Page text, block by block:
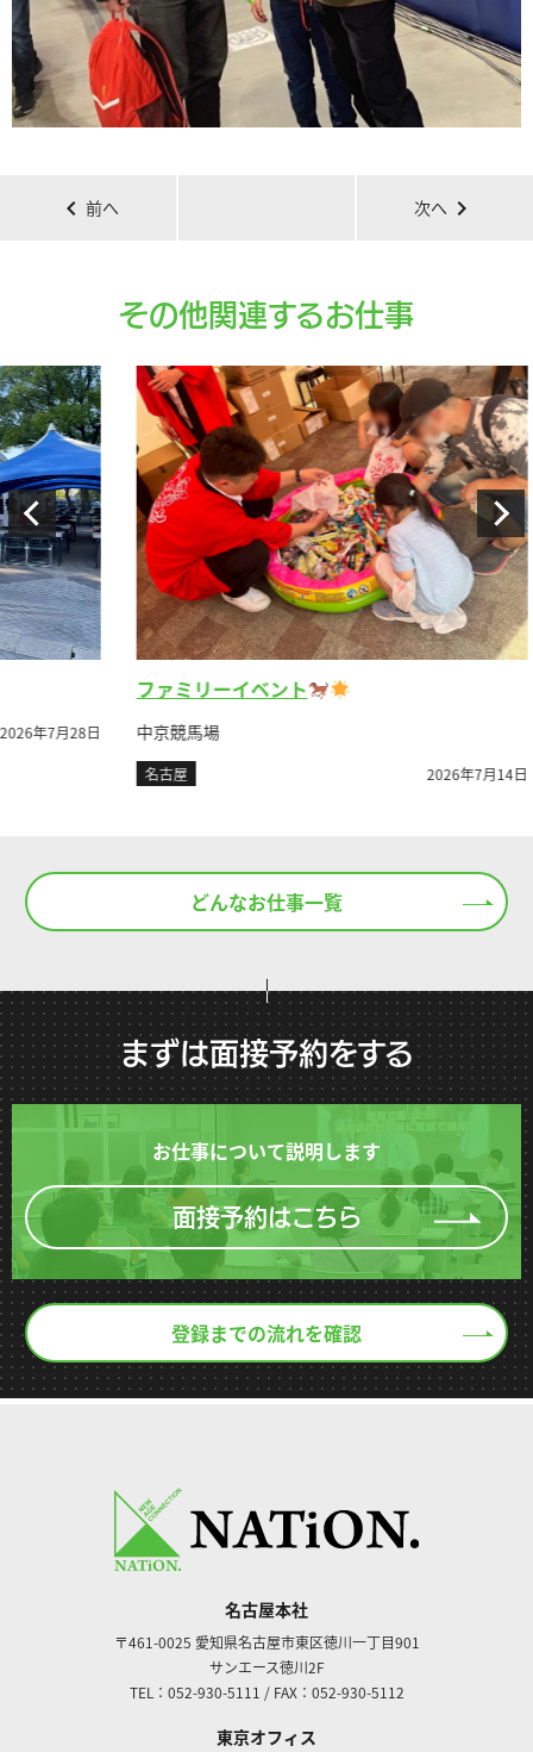
chevron_left 前へ 次へ chevron_right
その他関連するお仕事
28日
ファミリーイベント
中京競馬場
2026年7月14日 名
どんなお仕事一覧
まずは面接予約をする
お仕事について説明します
面接予約はこちら
登録までの流れを確認
名古屋本社
〒461-0025 愛知県名古屋市東区徳川一丁目901
サンエース徳川2F
TEL：052-930-5111 / FAX：052-930-5112
東京オフィス